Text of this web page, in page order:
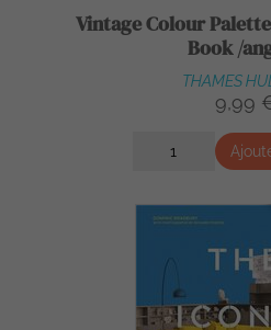
Vintage Colour
Book /
THAMES
9,99